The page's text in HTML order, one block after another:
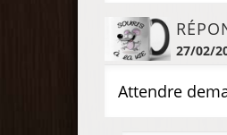
27/02/
Attendre